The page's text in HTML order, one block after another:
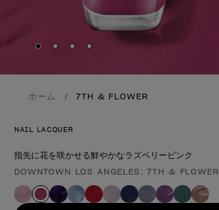
Skip to slide
Skip to slide
Skip to slide
Skip to slide
ホーム 7TH & FLOWER
NAIL LACQUER
指先に花を咲かせる鮮やかなラズベリーピンク
製品形態
DOWNTOWN LOS ANGELES: 7TH & FLOWER